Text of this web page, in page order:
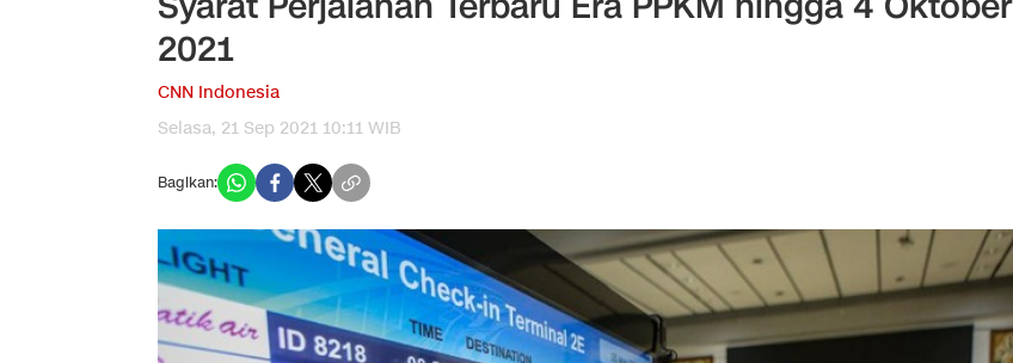
2021
CNN Indonesia
Selasa, 21 Sep 2021 10:11 WIB
Bagikan: